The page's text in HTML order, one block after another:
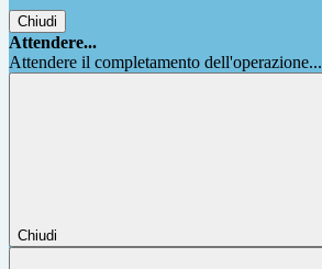
Chiudi
Attendere...
Attendere il completamento dell'operazione...
Chiudi